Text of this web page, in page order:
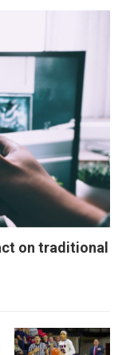
on traditional